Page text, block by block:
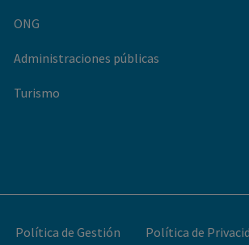
ONG
Administraciones públicas
Turismo
Política de Gestión Política de